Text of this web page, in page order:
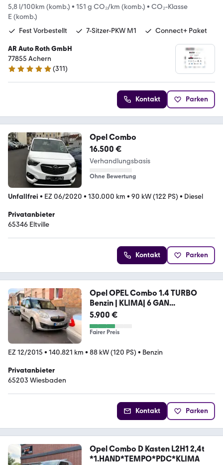
5,8 l/100km (komb.) • 151 g CO₂/km (komb.) • CO₂-Klasse
E (komb.)
Fest Vorbestellt
7-Sitzer-PKW M1 Connect+ Paket
AR Auto Roth GmbH
77855 Achern
4.9 Sterne
(311)
Kontakt Parken
Opel Combo
16.500 €
Verhandlungsbasis
Ohne Bewertung
Unfallfrei • EZ 06/2020 • 130.000 km • 90 kW (122 PS) • Diesel
Privatanbieter
65346 Eltville
Kontakt Parken
Opel OPEL Combo 1.4 TURBO
Benzin | KLIMA| 6 GAN...
5.900 €
Fairer Preis
EZ 12/2015 • 140.821 km • 88 kW (120 PS) • Benzin
Privatanbieter
65203 Wiesbaden
Kontakt Parken
Opel Combo D Kasten L2H1 2,4t
*1.HAND*TEMPO*PDC*KLIMA